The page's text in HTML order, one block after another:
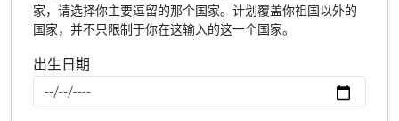
家，请选择你主要逗留的那个国家。计划覆盖你祖国以外的
国家，并不只限制于你在这输入的这一个国家。
出生日期